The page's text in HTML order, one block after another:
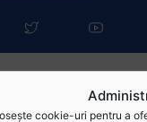
cookie-uri pentru a